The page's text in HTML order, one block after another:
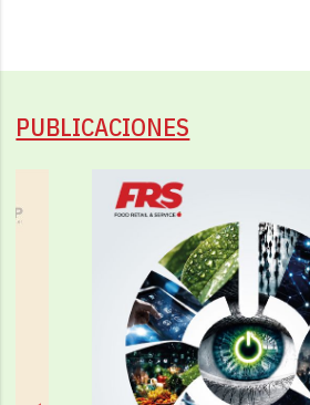
PUBLICACIONES